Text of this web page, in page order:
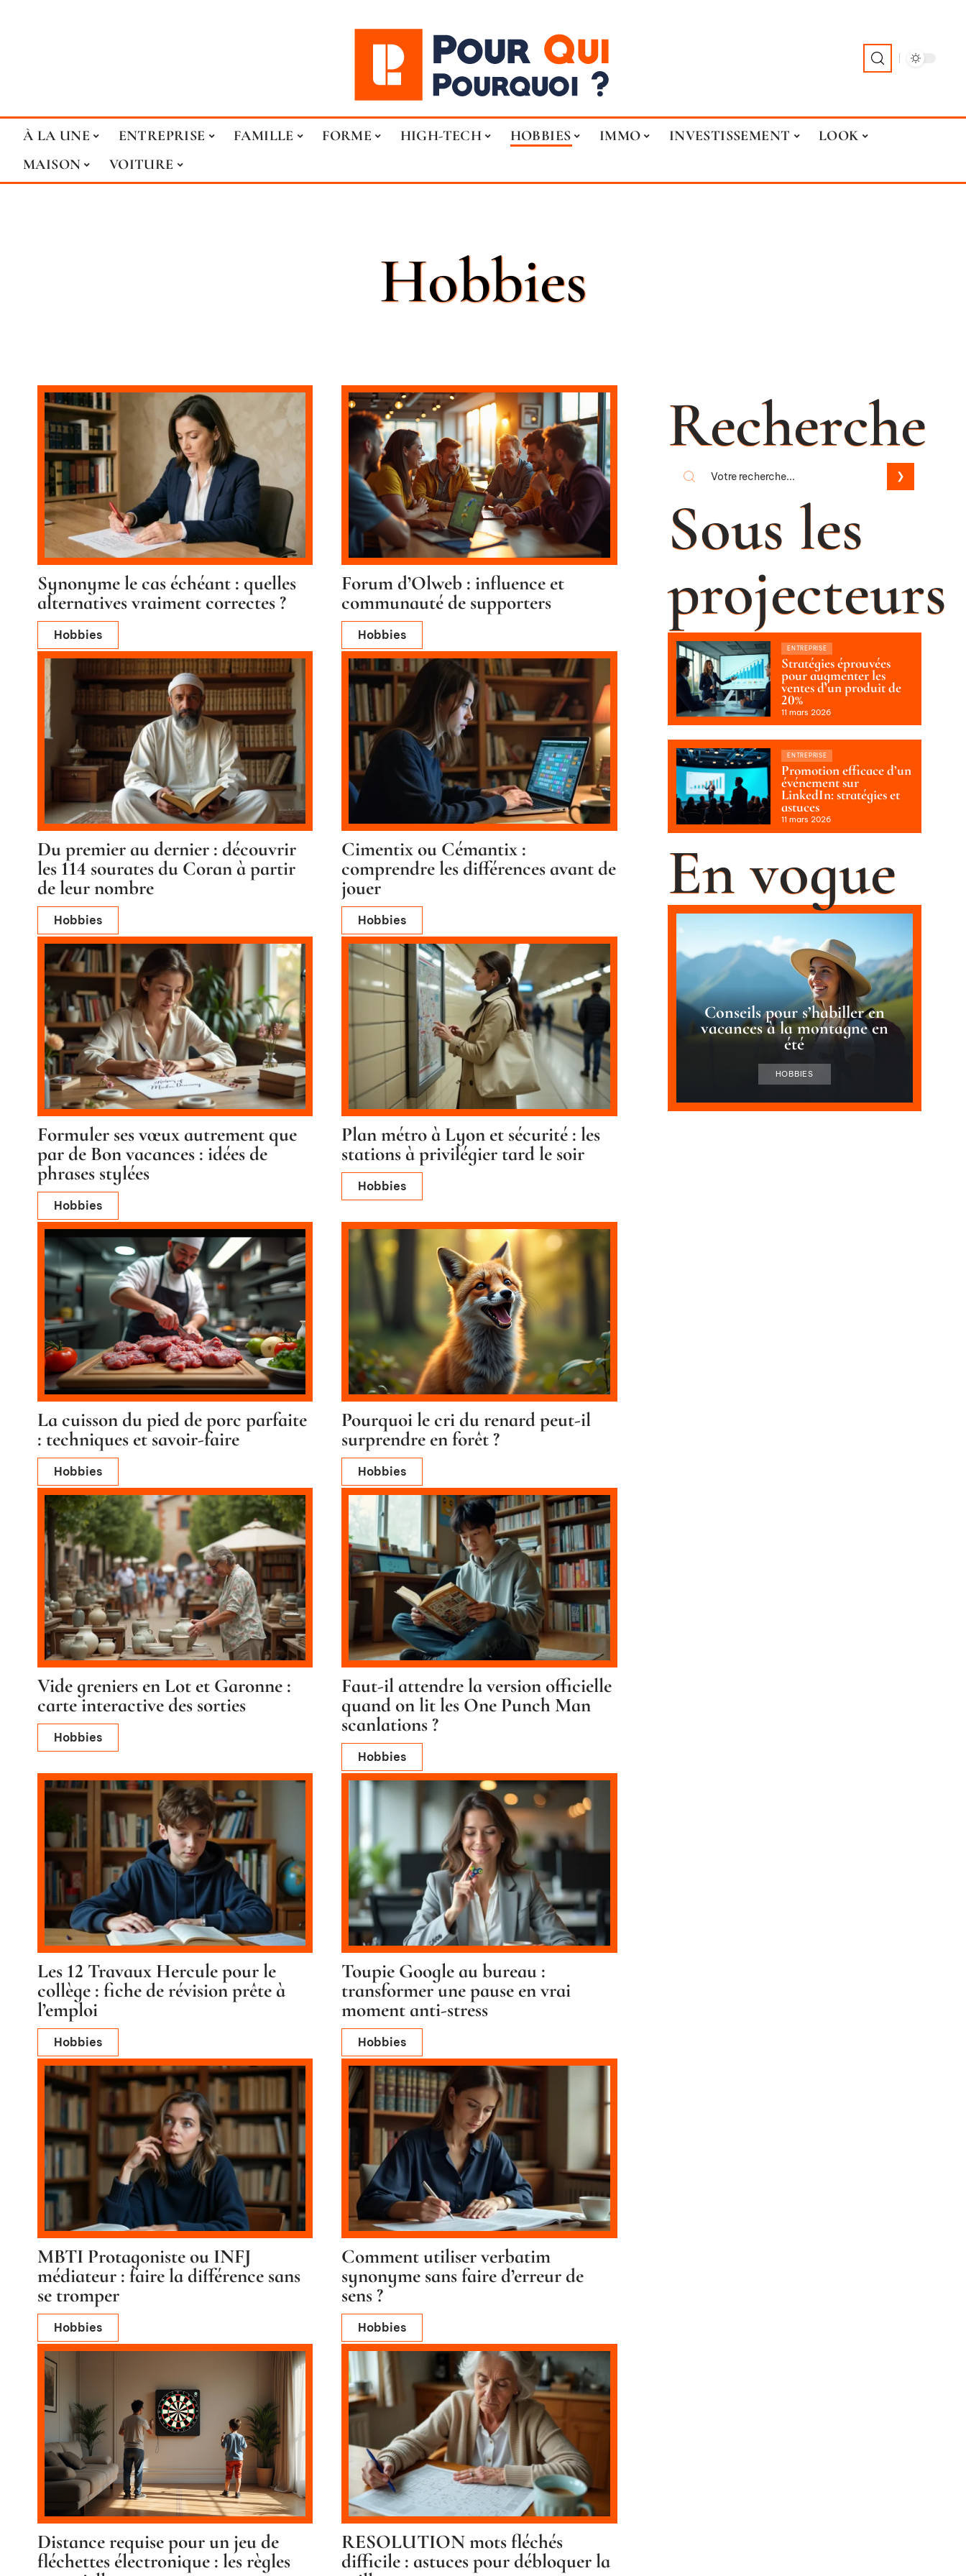
À LA UNE ENTREPRISE FAMILLE FORME HIGH-TECH HOBBIES IMMO INVESTISSEMENT
LOOK
MAISON
VOITURE
Hobbies
Synonyme le cas échéant : quelles
alternatives vraiment correctes ?
Hobbies
Forum d’Olweb : influence et
communauté de supporters
Hobbies
Du premier au dernier : découvrir
les 114 sourates du Coran à partir
de leur nombre
Hobbies
Cimentix ou Cémantix :
comprendre les différences avant de
jouer
Hobbies
Formuler ses vœux autrement que
par de Bon vacances : idées de
phrases stylées
Hobbies
Plan métro à Lyon et sécurité : les
stations à privilégier tard le soir
Hobbies
La cuisson du pied de porc parfaite
: techniques et savoir-faire
Hobbies
Pourquoi le cri du renard peut-il
surprendre en forêt ?
Hobbies
Vide greniers en Lot et Garonne :
carte interactive des sorties
Hobbies
Faut-il attendre la version officielle
quand on lit les One Punch Man
scanlations ?
Hobbies
Les 12 Travaux Hercule pour le
collège : fiche de révision prête à
l’emploi
Hobbies
Toupie Google au bureau :
transformer une pause en vrai
moment anti-stress
Hobbies
MBTI Protagoniste ou INFJ
médiateur : faire la différence sans
se tromper
Hobbies
Comment utiliser verbatim
synonyme sans faire d’erreur de
sens ?
Hobbies
Distance requise pour un jeu de
fléchettes électronique : les règles
RESOLUTION mots fléchés
difficile : astuces pour débloquer la
Recherche
Sous les
projecteurs
ENTREPRISE
Stratégies éprouvées
pour augmenter les
ventes d’un produit de
20%
11 mars 2026
ENTREPRISE
Promotion efficace d’un
événement sur
LinkedIn: stratégies et
astuces
11 mars 2026
En vogue
Conseils pour s’habiller en
vacances à la montagne en
été
HOBBIES